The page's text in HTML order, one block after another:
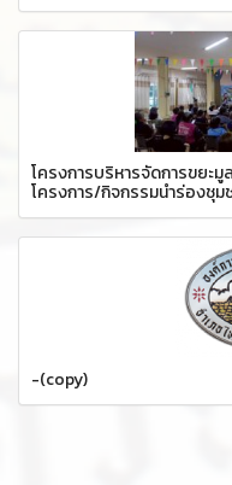
โครงการบริหารจัดการขยะ
โครงการ/กิจกรรมนำร่องชุ
-(copy)